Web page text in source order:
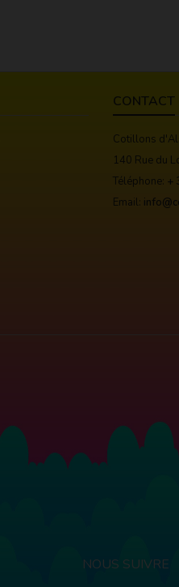
CONTACT
Cotillons
140 Rue du
Téléphone: +
Email:
NOUS SUIVRE